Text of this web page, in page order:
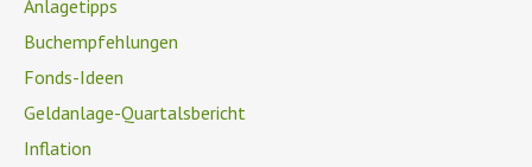
Anlagetipps
Buchempfehlungen
Fonds-Ideen
Geldanlage-Quartalsbericht
Inflation